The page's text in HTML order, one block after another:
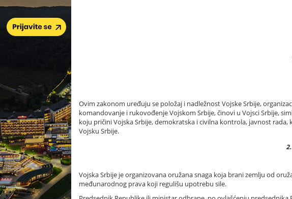
Ovim zakonom uređuju se položaj i nadležnost Vojske Srbije,
komandovanje i rukovođenje Vojskom Srbije, činovi u Vojsci Srbije,
koju pričini Vojska Srbije, demokratska i civilna kontrola, javnost rada,
Vojsku Srbije.
Vojska Srbije je organizovana oružana snaga koja brani zemlju od
međunarodnog prava koji regulišu upotrebu sile.